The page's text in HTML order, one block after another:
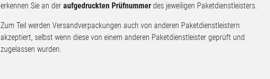
erkennen Sie an der aufgedruckten Prüfnummer des jeweiligen Paketdienstleisters.
Zum Teil werden Versandverpackungen auch von anderen Paketdienstleistern
akzeptiert, selbst wenn diese von einem anderen Paketdienstleister geprüft und
zugelassen wurden.